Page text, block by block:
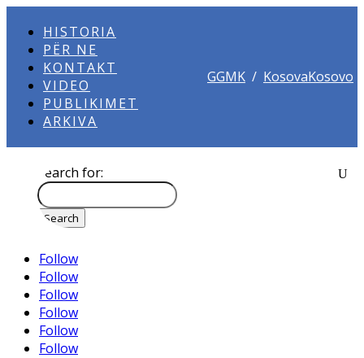
HISTORIA
PËR NE
KONTAKT
VIDEO
PUBLIKIMET
ARKIVA
GGMK / KosovaKosovo
Search for:
Follow
Follow
Follow
Follow
Follow
Follow